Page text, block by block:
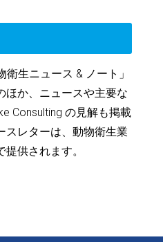
衛生ニュース & ノート」
ほか、ニュースや主要な
Consulting の見解も掲載
スレターは、動物衛生業
供されます。